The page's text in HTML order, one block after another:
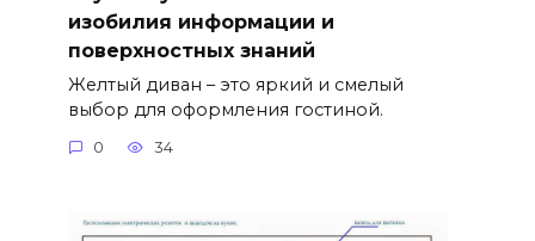
изобилия информации и
поверхностных знаний
Желтый диван – это яркий и смелый
выбор для оформления гостиной.
0 34